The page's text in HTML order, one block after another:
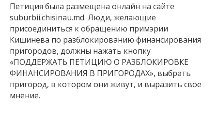
Петиция была размещена онлайн на сайте
suburbii.chisinau.md. Люди, желающие
присоединиться к обращению примэрии
Кишинева по разблокированию финансирования
пригородов, должны нажать кнопку
«ПОДДЕРЖАТЬ ПЕТИЦИЮ О РАЗБЛОКИРОВКЕ
ФИНАНСИРОВАНИЯ В ПРИГОРОДАХ», выбрать
пригород, в котором они живут, и выразить свое
мнение.